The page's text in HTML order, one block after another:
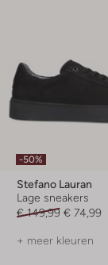
-50%
Stefano Lauran
Lage sneakers
€ 149,99 € 74,99
+ meer kleuren